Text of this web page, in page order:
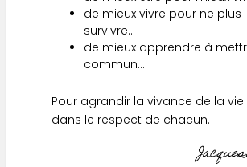
de mieux vivre pour ne plus
survivre…
de mieux apprendre à
commun…
Pour agrandir la vivance de la vie
dans le respect de chacun.